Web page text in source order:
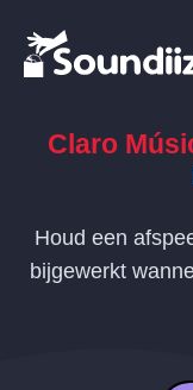
Claro
Houd een
bijgewerkt